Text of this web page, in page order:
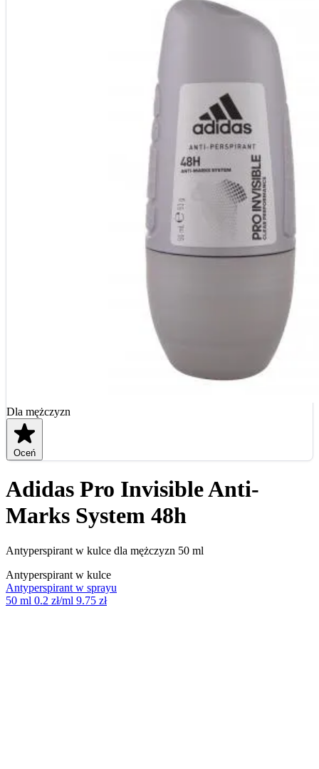
Dla mężczyzn
Oceń
Adidas Pro Invisible Anti-
Marks System 48h
Antyperspirant w kulce dla mężczyzn 50 ml
Antyperspirant w kulce
Antyperspirant w sprayu
50 ml 0.2 zł/ml 9.75 zł